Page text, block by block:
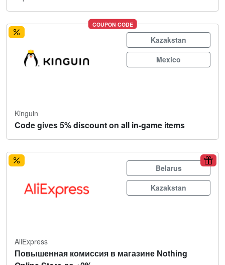
COUPON CODE
Kazakstan
Mexico
Kinguin
Code gives 5% discount on all in-game items
Belarus
Kazakstan
AliExpress
Повышенная комиссия в магазине Nothing